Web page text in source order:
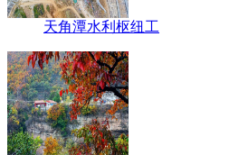
天角潭水利枢纽工